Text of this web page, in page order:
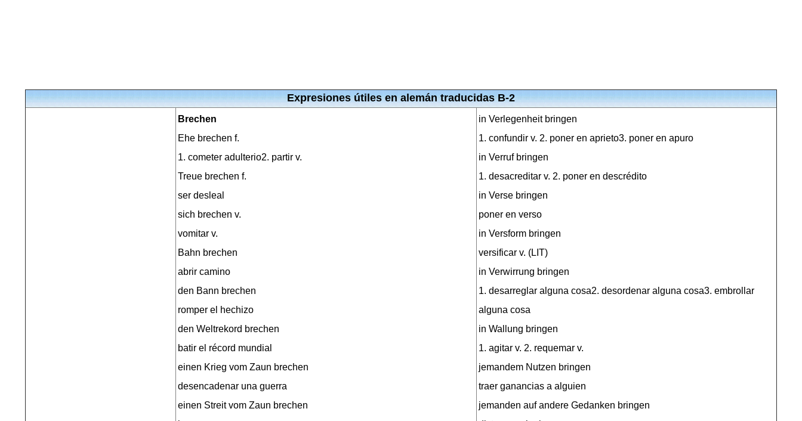
Expresiones útiles en alemán traducidas B-2
Brechen
Ehe brechen f.
1. cometer adulterio2. partir v.
Treue brechen f.
ser desleal
sich brechen v.
vomitar v.
Bahn brechen
abrir camino
den Bann brechen
romper el hechizo
den Weltrekord brechen
batir el récord mundial
einen Krieg vom Zaun brechen
desencadenar una guerra
einen Streit vom Zaun brechen
in Verlegenheit bringen
1. confundir v. 2. poner en aprieto3. poner en apuro
in Verruf bringen
1. desacreditar v. 2. poner en descrédito
in Verse bringen
poner en verso
in Versform bringen
versificar v. (LIT)
in Verwirrung bringen
1. desarreglar alguna cosa2. desordenar alguna cosa3. embrollar
alguna cosa
in Wallung bringen
1. agitar v. 2. requemar v.
jemandem Nutzen bringen
traer ganancias a alguien
jemanden auf andere Gedanken bringen